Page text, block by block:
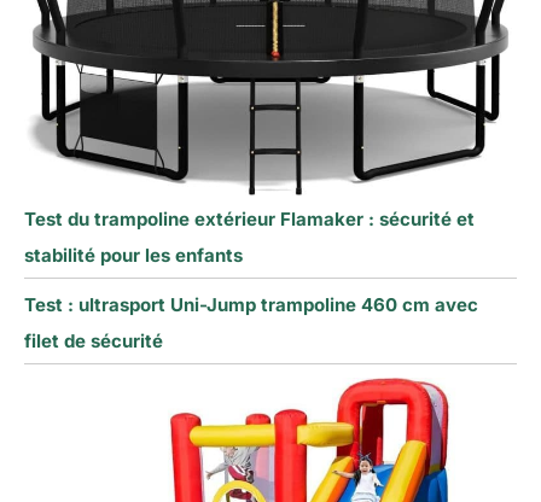
Test du trampoline extérieur Flamaker : sécurité et
stabilité pour les enfants
Test : ultrasport Uni-Jump trampoline 460 cm avec
filet de sécurité